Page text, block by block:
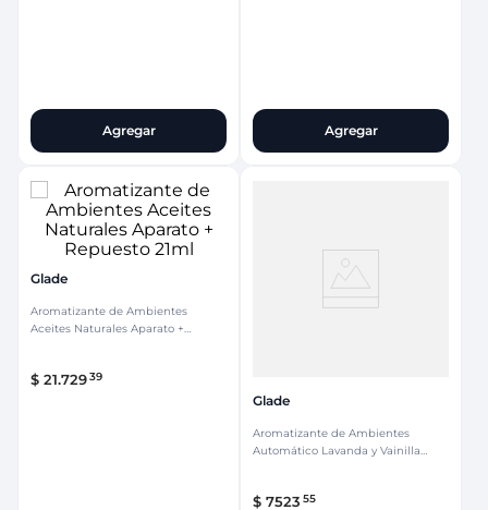
Agregar Agregar
Glade
Aromatizante de Ambientes
Aceites Naturales Aparato +
$ 21.72939
Glade
Aromatizante de Ambientes
Automático Lavanda y Vainilla
$ 7523 55